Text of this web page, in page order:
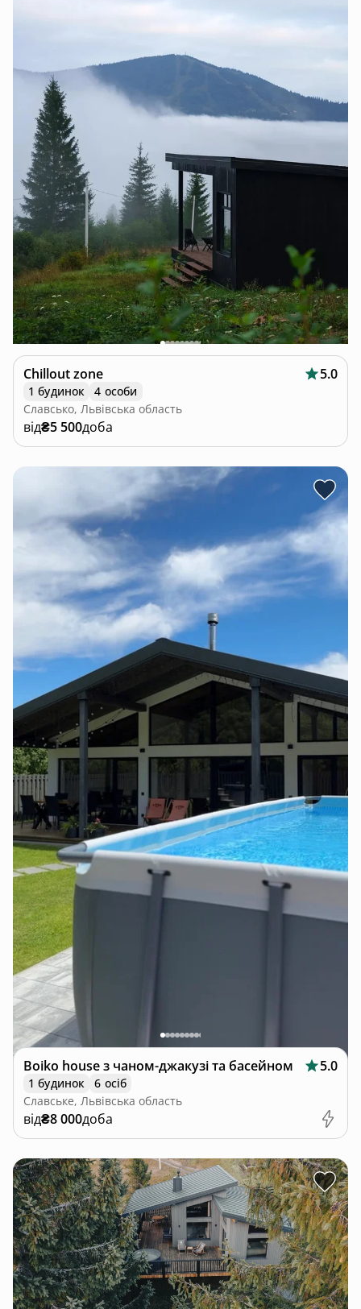
Chillout zone 5.0
1 будинок
4 особи
Славсько, Львівська область
від₴5 500доба
Boiko house з чаном-джакузі та басейном 5.0
1 будинок
6 осіб
Славське, Львівська область
від₴8 000доба